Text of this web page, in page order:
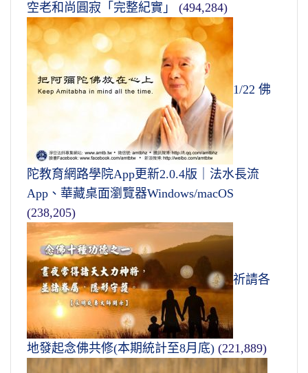
空老和尚圓寂「完整紀實」 (494,284)
1/22 佛
陀教育網路學院App更新2.0.4版｜法水長流
App、華藏桌面瀏覽器Windows/macOS
(238,205)
祈請各
地發起念佛共修(本期統計至8月底) (221,889)